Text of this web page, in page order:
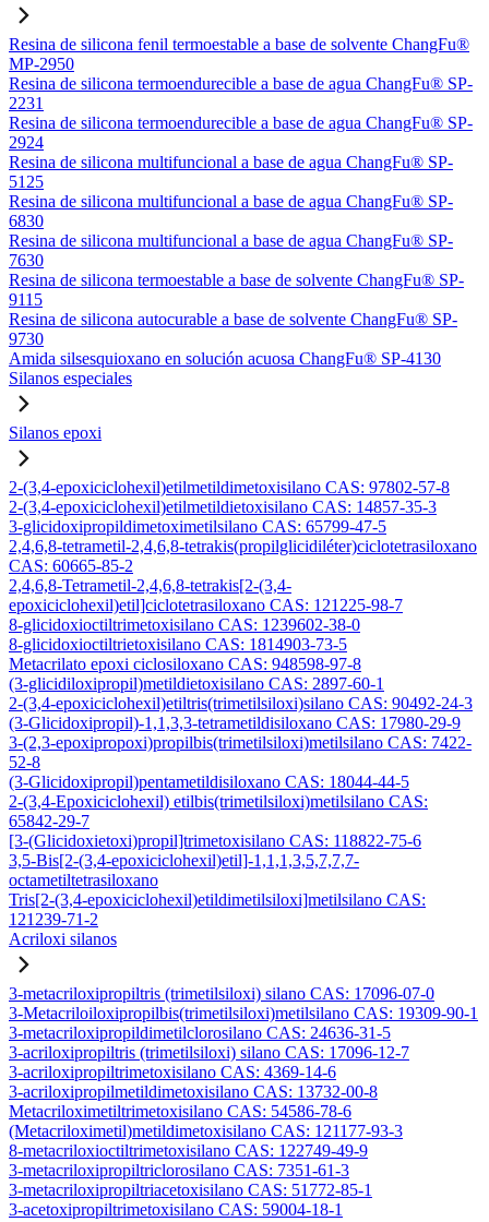
Resina de silicona fenil termoestable a base de solvente ChangFu®
MP-2950
Resina de silicona termoendurecible a base de agua ChangFu® SP-
2231
Resina de silicona termoendurecible a base de agua ChangFu® SP-
2924
Resina de silicona multifuncional a base de agua ChangFu® SP-
5125
Resina de silicona multifuncional a base de agua ChangFu® SP-
6830
Resina de silicona multifuncional a base de agua ChangFu® SP-
7630
Resina de silicona termoestable a base de solvente ChangFu® SP-
9115
Resina de silicona autocurable a base de solvente ChangFu® SP-
9730
Amida silsesquioxano en solución acuosa ChangFu® SP-4130
Silanos especiales
Silanos epoxi
2-(3,4-epoxiciclohexil)etilmetildimetoxisilano CAS: 97802-57-8
2-(3,4-epoxiciclohexil)etilmetildietoxisilano CAS: 14857-35-3
3-glicidoxipropildimetoximetilsilano CAS: 65799-47-5
2,4,6,8-tetrametil-2,4,6,8-tetrakis(propilglicidiléter)ciclotetrasiloxano
CAS: 60665-85-2
2,4,6,8-Tetrametil-2,4,6,8-tetrakis[2-(3,4-
epoxiciclohexil)etil]ciclotetrasiloxano CAS: 121225-98-7
8-glicidoxioctiltrimetoxisilano CAS: 1239602-38-0
8-glicidoxioctiltrietoxisilano CAS: 1814903-73-5
Metacrilato epoxi ciclosiloxano CAS: 948598-97-8
(3-glicidiloxipropil)metildietoxisilano CAS: 2897-60-1
2-(3,4-epoxiciclohexil)etiltris(trimetilsiloxi)silano CAS: 90492-24-3
(3-Glicidoxipropil)-1,1,3,3-tetrametildisiloxano CAS: 17980-29-9
3-(2,3-epoxipropoxi)propilbis(trimetilsiloxi)metilsilano CAS: 7422-
52-8
(3-Glicidoxipropil)pentametildisiloxano CAS: 18044-44-5
2-(3,4-Epoxiciclohexil) etilbis(trimetilsiloxi)metilsilano CAS:
65842-29-7
[3-(Glicidoxietoxi)propil]trimetoxisilano CAS: 118822-75-6
3,5-Bis[2-(3,4-epoxiciclohexil)etil]-1,1,1,3,5,7,7,7-
octametiltetrasiloxano
Tris[2-(3,4-epoxiciclohexil)etildimetilsiloxi]metilsilano CAS:
121239-71-2
Acriloxi silanos
3-metacriloxipropiltris (trimetilsiloxi) silano CAS: 17096-07-0
3-Metacriloiloxipropilbis(trimetilsiloxi)metilsilano CAS: 19309-90-1
3-metacriloxipropildimetilclorosilano CAS: 24636-31-5
3-acriloxipropiltris (trimetilsiloxi) silano CAS: 17096-12-7
3-acriloxipropiltrimetoxisilano CAS: 4369-14-6
3-acriloxipropilmetildimetoxisilano CAS: 13732-00-8
Metacriloximetiltrimetoxisilano CAS: 54586-78-6
(Metacriloximetil)metildimetoxisilano CAS: 121177-93-3
8-metacriloxioctiltrimetoxisilano CAS: 122749-49-9
3-metacriloxipropiltriclorosilano CAS: 7351-61-3
3-metacriloxipropiltriacetoxisilano CAS: 51772-85-1
3-acetoxipropiltrimetoxisilano CAS: 59004-18-1